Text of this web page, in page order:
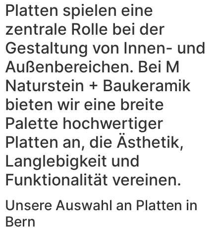
Platten spielen eine
zentrale Rolle bei der
Gestaltung von Innen- und
Außenbereichen. Bei M
Naturstein + Baukeramik
bieten wir eine breite
Palette hochwertiger
Platten an, die Ästhetik,
Langlebigkeit und
Funktionalität vereinen.
Unsere Auswahl an Platten in
Bern